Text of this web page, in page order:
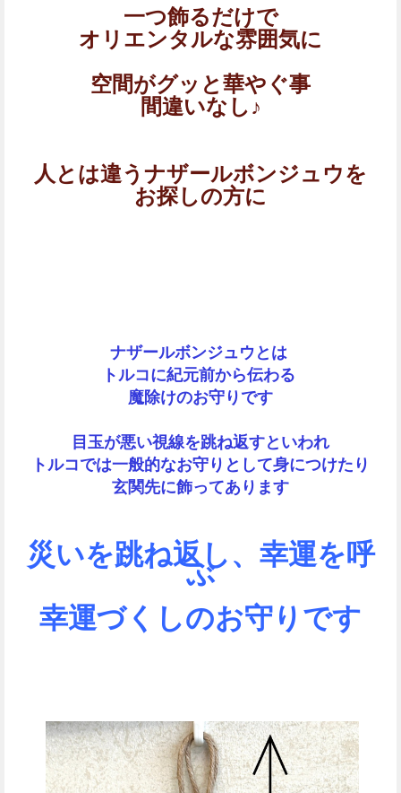
一つ飾るだけで
オリエンタルな雰囲気に
空間がグッと華やぐ事
間違いなし♪
人とは違うナザールボンジュウを
お探しの方に
ナザールボンジュウとは
トルコに紀元前から伝わる
魔除けのお守りです
目玉が悪い視線を跳ね返すといわれ
トルコでは一般的なお守りとして身につけたり
玄関先に飾ってあります
災いを跳ね返し、幸運を呼
ぶ
幸運づくしのお守りです